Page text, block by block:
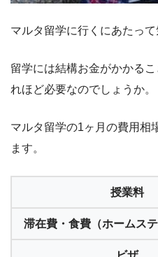
マルタ留学に行くにあたっ
留学には結構お金がかかる
れほど必要なのでしょうか。
マルタ留学の1ヶ月の費用相
ます。
授業料
滞在費・食費（ホームステ